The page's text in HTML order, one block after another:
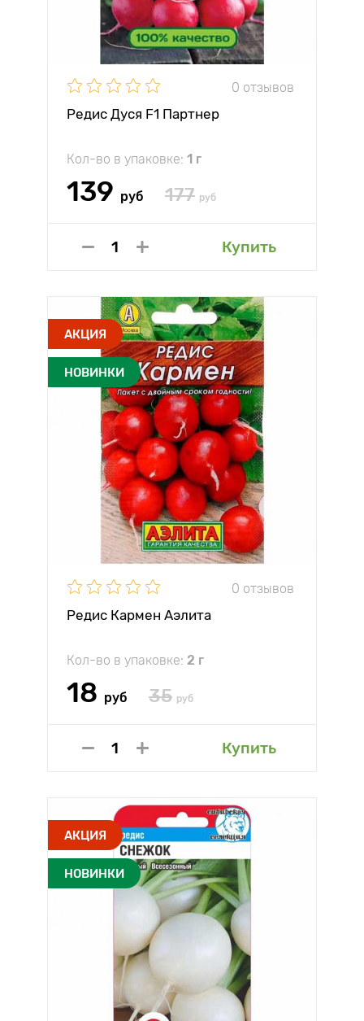
0 отзывов
Редис Дуся F1 Партнер
Кол-во в упаковке: 1 г
139 руб 177 руб
Купить
АКЦИЯ
НОВИНКИ
0 отзывов
Редис Кармен Аэлита
Кол-во в упаковке: 2 г
18 руб 35 руб
Купить
АКЦИЯ
НОВИНКИ